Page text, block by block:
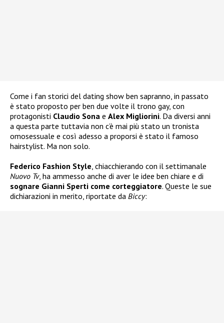
Come i fan storici del dating show ben sapranno, in passato
è stato proposto per ben due volte il trono gay, con
protagonisti Claudio Sona e Alex Migliorini. Da diversi anni
a questa parte tuttavia non c’è mai più stato un tronista
omosessuale e così adesso a proporsi è stato il famoso
hairstylist. Ma non solo.
Federico Fashion Style, chiacchierando con il settimanale
Nuovo Tv, ha ammesso anche di aver le idee ben chiare e di
sognare Gianni Sperti come corteggiatore. Queste le sue
dichiarazioni in merito, riportate da Biccy: